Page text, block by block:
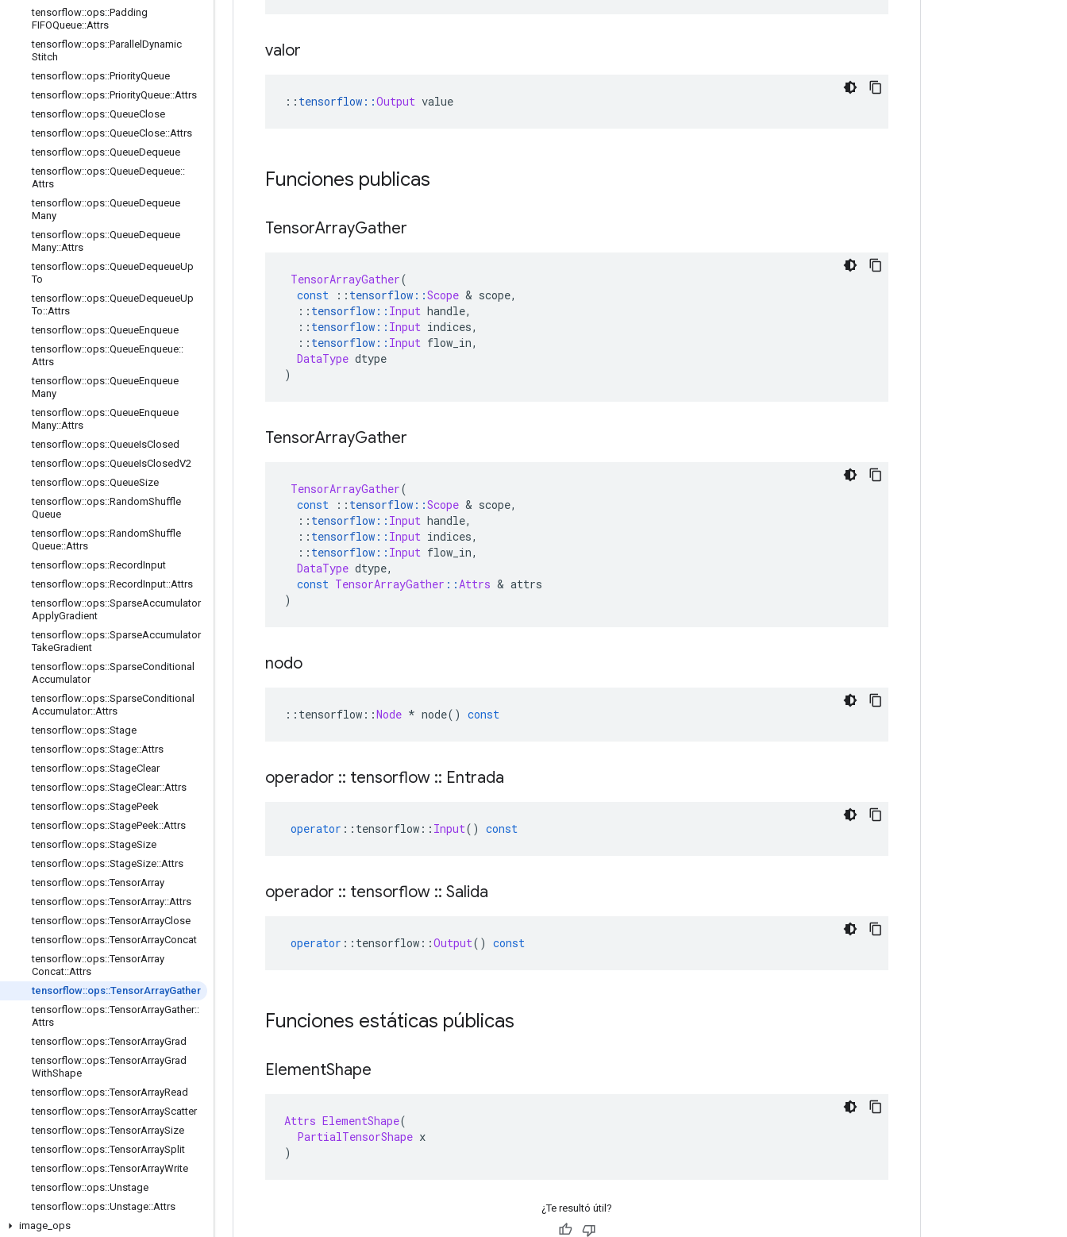
tensorflow::ops::Padding
FIFOQueue::Attrs
tensorflow::ops::Parallel Dynamic
Stitch
tensorflow::ops::PriorityQueue
tensorflow::ops::PriorityQueue::Attrs
tensorflow::ops::QueueClose
tensorflow::ops::QueueClose::Attrs
tensorflow::ops::QueueDequeue
tensorflow::ops::QueueDequeue::
Attrs
tensorflow::ops::QueueDequeue
Many
tensorflow::ops::QueueDequeue
Many::Attrs
tensorflow::ops::QueueDequeueUp
To
tensorflow::ops::QueueDequeueUp
To::Attrs
tensorflow::ops::QueueEnqueue
tensorflow::ops::QueueEnqueue::
Attrs
tensorflow::ops::QueueEnqueue
Many
tensorflow::ops::QueueEnqueue
Many::Attrs
tensorflow::ops::QueueIsClosed
tensorflow::ops::QueueIsClosedV2
tensorflow::ops::QueueSize
tensorflow::ops::RandomShuffle
Queue
tensorflow::ops::RandomShuffle
Queue::Attrs
tensorflow::ops::RecordInput
tensorflow::ops::RecordInput::Attrs
tensorflow::ops::SparseAccumulator
ApplyGradient
tensorflow::ops::SparseAccumulator
TakeGradient
tensorflow::ops::SparseConditional
Accumulator
tensorflow::ops::SparseConditional
Accumulator::Attrs
tensorflow::ops::Stage
tensorflow::ops::Stage::Attrs
tensorflow::ops::StageClear
tensorflow::ops::StageClear::Attrs
tensorflow::ops::StagePeek
tensorflow::ops::StagePeek::Attrs
tensorflow::ops::StageSize
tensorflow::ops::StageSize::Attrs
tensorflow::ops::TensorArray
tensorflow::ops::TensorArray::Attrs
tensorflow::ops::TensorArrayClose
tensorflow::ops::TensorArrayConcat
tensorflow::ops::TensorArray
Concat::Attrs
tensorflow::ops::TensorArrayGather
tensorflow::ops::TensorArrayGather::
Attrs
tensorflow::ops::TensorArrayGrad
tensorflow::ops::TensorArrayGrad
WithShape
tensorflow::ops::TensorArrayRead
tensorflow::ops::TensorArrayScatter
tensorflow::ops::TensorArraySize
tensorflow::ops::TensorArraySplit
tensorflow::ops::TensorArrayWrite
tensorflow::ops::Unstage
tensorflow::ops::Unstage::Attrs
image ops
valor
:: tensorflow ::Output value
Funciones publicas
TensorArrayGather
TensorArrayGather(
const
:: tensorflow ::Scope & scope,
:: tensorflow :: Input handle,
:: tensorflow :: Input indices,
:: tensorflow :: Input flow_in,
DataType dtype
)
TensorArrayGather
TensorArrayGather(
const
:: tensorflow ::Scope & scope,
:: tensorflow :: Input handle,
:: tensorflow :: Input indices,
:: tensorflow :: Input flow_in,
DataType dtype,
const TensorArrayGather ::Attrs & attrs
)
nodo
:: tensorflow ::Node * node() const
operador :: tensorflow :: Entrada
operator :: tensorflow :: Input() const
operador :: tensorflow :: Salida
operator :: tensorflow ::Output() const
Funciones estáticas públicas
ElementShape
Attrs ElementShape(
PartialTensorShape x
)
¿Te resultó útil?